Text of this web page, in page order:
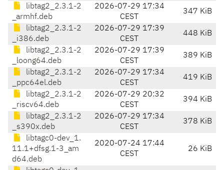
libtag2_2.3.1-2
_armhf.deb
2026-07-29 17:34
CEST
347 KiB
libtag2_2.3.1-2
_i386.deb
2026-07-29 17:39
CEST
448 KiB
libtag2_2.3.1-2
_loong64.deb
2026-07-29 17:39
CEST
389 KiB
libtag2_2.3.1-2
_ppc64el.deb
2026-07-29 17:34
CEST
419 KiB
libtag2_2.3.1-2
_riscv64.deb
2026-07-29 20:32
CEST
394 KiB
libtag2_2.3.1-2
_s390x.deb
2026-07-29 17:34
CEST
378 KiB
libtagc0-dev_1.
11.1+dfsg.1-3_am
d64.deb
2020-07-24 17:44
CEST
26 KiB